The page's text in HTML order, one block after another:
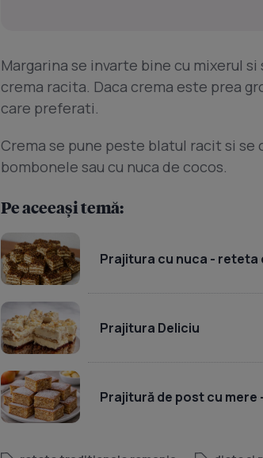
Margarina se invarte bine cu mixerul
crema racita. Daca crema este prea
care preferati.
Crema se pune peste blatul racit si
bombonele sau cu nuca de cocos.
Pe aceeași temă:
Prajitura cu nuca - reteta
Prajitura Deliciu
Prajitură de post cu